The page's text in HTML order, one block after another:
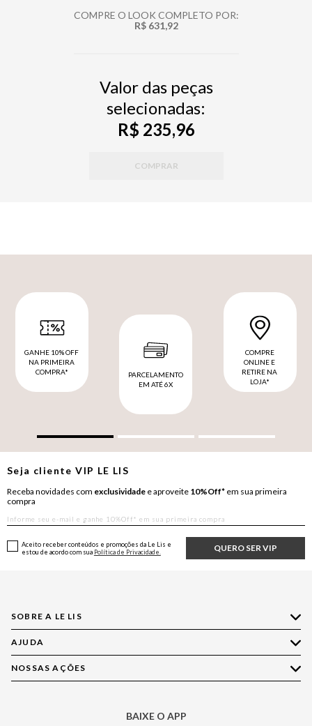
COMPRE O LOOK COMPLETO POR:
R$ 631,92
Valor das peças
selecionadas:
R$ 235,96
COMPRAR
GANHE 10% OFF
NA PRIMEIRA
COMPRA*
PARCELAMENTO
EM ATÉ 6X
COMPRE
ONLINE E
RETIRE NA
LOJA*
Seja clienteVIP LE LIS
Receba novidades com exclusividade e aproveite 10%Off* em sua primeira
compra
QUERO SER VIP
Aceito receber conteúdos e promoções da Le Lis e
estou de acordo com sua Política de Privacidade.
SOBRE A LE LIS
Quem Somos
Nossas Lojas
Política de Privacidade
AJUDA
Compre pelo WhatsApp
Central de Relacionamento
NOSSAS AÇÕES
BAIXE O APP